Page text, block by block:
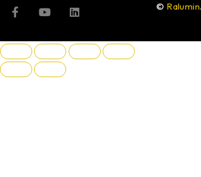
© Ralumin